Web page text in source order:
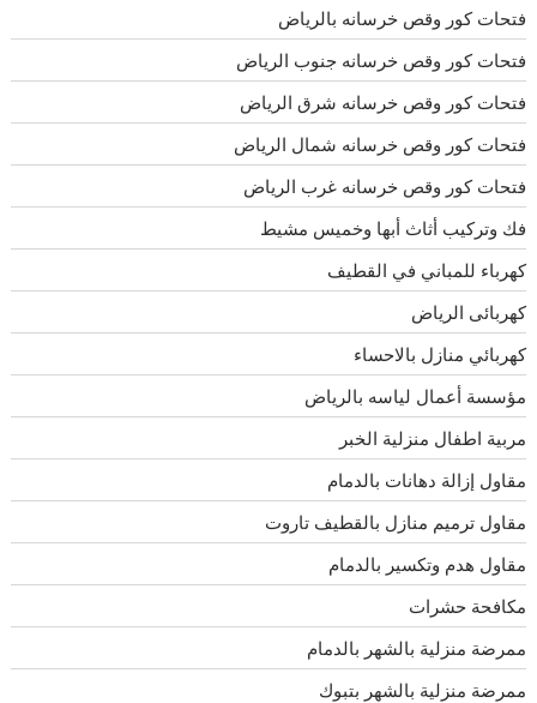
فتحات كور وقص خرسانه بالرياض
فتحات كور وقص خرسانه جنوب الرياض
فتحات كور وقص خرسانه شرق الرياض
فتحات كور وقص خرسانه شمال الرياض
فتحات كور وقص خرسانه غرب الرياض
فك وتركيب أثاث أبها وخميس مشيط
كهرباء للمباني في القطيف
كهربائى الرياض
كهربائي منازل بالاحساء
مؤسسة أعمال لياسه بالرياض
مربية اطفال منزلية الخبر
مقاول إزالة دهانات بالدمام
مقاول ترميم منازل بالقطيف تاروت
مقاول هدم وتكسير بالدمام
مكافحة حشرات
ممرضة منزلية بالشهر بالدمام
ممرضة منزلية بالشهر بتبوك